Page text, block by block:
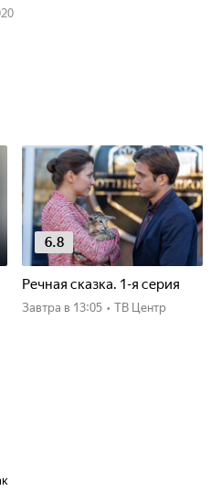
6.8
Речная сказка. 1-я серия
Завтра в 13:05 • ТВ Центр